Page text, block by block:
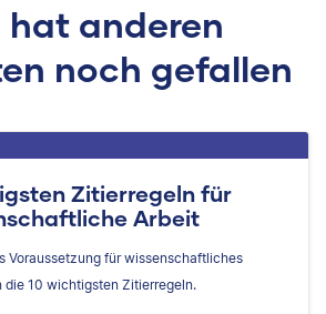
hat anderen
noch gefallen
Zitierregeln für
Arbeit
Voraussetzung für wissenschaftliches
die 10 wichtigsten Zitierregeln.